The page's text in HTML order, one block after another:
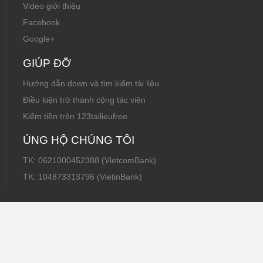
Video giới thiệu
Facebook
Google+
GIÚP ĐỠ
Hướng dẫn down và tìm kiếm tài liệu
Điều kiện trở thành cộng tác viên
Kiếm tiền trên 123tailieufree
ỦNG HỘ CHÚNG TÔI
TK: 0621000452388 (VietcomBank)
TK: 104873313796 (VietinBank)